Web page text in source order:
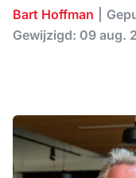
Bart Hoffman
Gewijzigd: 09 aug.